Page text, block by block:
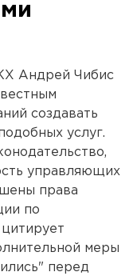
Андрей Чибис
создавать
услуг.
управляющих
права
по
меры
перед